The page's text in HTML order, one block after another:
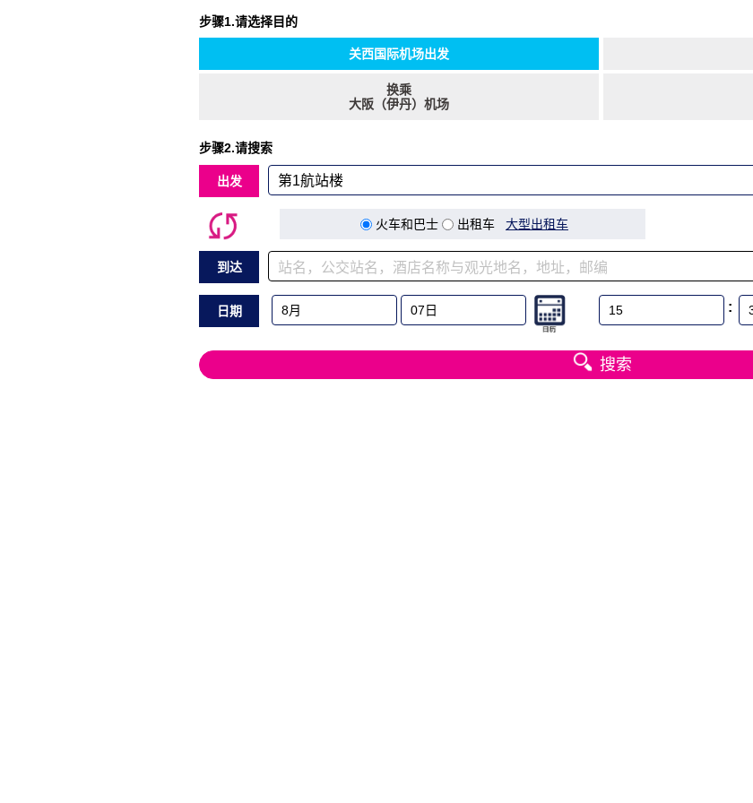
步骤1.请选择目的
关西国际机场出发
换乘
大阪（伊丹）机场
步骤2.请搜索
出发
火车和巴士 出租车 大型出租车
到达
日期 :
搜索